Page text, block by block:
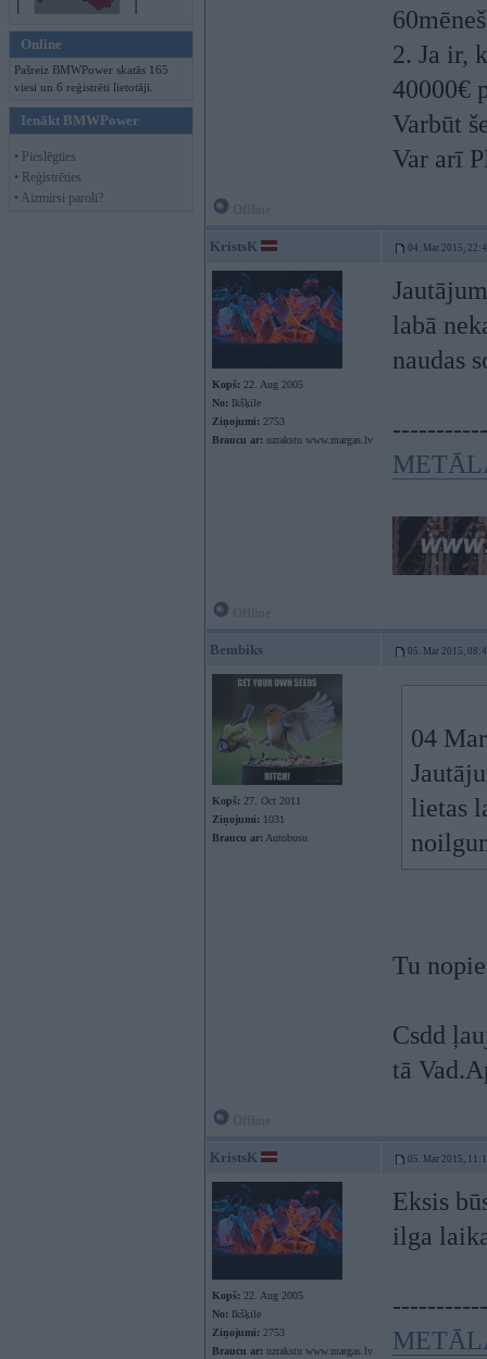
Online
Pašreiz BMWPower skatās 165
viesi un 6 reģistrēti lietotāji.
Ienākt BMWPower
• Pieslēgties
• Reģistrēties
• Aizmirsi paroli?
2. Ja ir,
40000€
Varbūt
Var arī
KristsK 04. Mar 2015,
Kopš: 22. Aug 2005
No: Ikšķile
Ziņojumi: 2753
Braucu ar: uzrakstu www.margas.lv
labā
naudas
Bembiks 05. Mar 2015,
Kopš: 27. Oct 2011
Ziņojumi: 1031
Braucu ar: Autobusu
04
lietas
Tu
Csdd
tā
KristsK 05. Mar 2015,
Kopš: 22. Aug 2005
No: Ikšķile
Ziņojumi: 2753
Braucu ar: uzrakstu www.margas.lv
Eksis
ilga